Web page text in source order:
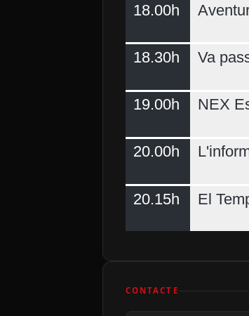
18.00h
18.30h Va
19.00h NEX
20.00h
20.15h El
CONTACTE